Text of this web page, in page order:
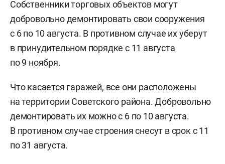
Собственники торговых объектов могут
добровольно демонтировать свои сооружения
с 6 по 10 августа. В противном случае их уберут
в принудительном порядке с 11 августа
по 9 ноября.
Что касается гаражей, все они расположены
на территории Советского района. Добровольно
демонтировать их можно с 6 по 10 августа.
В противном случае строения снесут в срок с 11
по 31 августа.